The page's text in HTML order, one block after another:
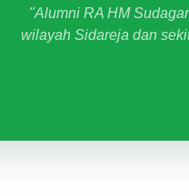
"Alumni RA HM
wilayah Sidareja dan